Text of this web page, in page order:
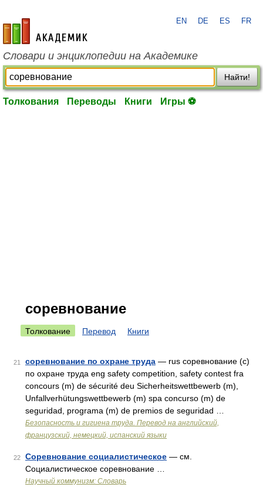
academic.ru
EN DE ES FR
Словари и энциклопедии на Академике
Найти!
Толкования Переводы Книги Игры ⚽
соревнование
Толкование Перевод Книги
21 соревнование по охране труда — rus соревнование (с)
по охране труда eng safety competition, safety contest fra
concours (m) de sécurité deu Sicherheitswettbewerb (m),
Unfallverhütungswettbewerb (m) spa concurso (m) de
seguridad, programa (m) de premios de seguridad …
Безопасность и гигиена труда. Перевод на английский,
французский, немецкий, испанский языки
22 Соревнование социалистическое — см.
Социалистическое соревнование …
Научный коммунизм: Словарь